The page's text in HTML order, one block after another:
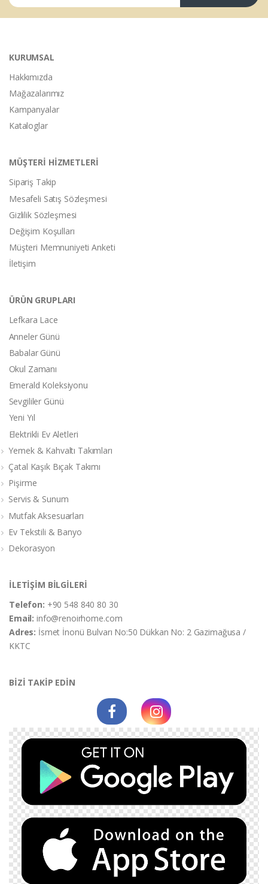
KURUMSAL
Hakkımızda
Mağazalarımız
Kampanyalar
Kataloglar
MÜŞTERİ HİZMETLERİ
Sipariş Takip
Mesafeli Satış Sözleşmesi
Gizlilik Sözleşmesi
Değişim Koşulları
Müşteri Memnuniyeti Anketi
İletişim
ÜRÜN GRUPLARI
Lefkara Lace
Anneler Günü
Babalar Günü
Okul Zamanı
Emerald Koleksiyonu
Sevgililer Günü
Yeni Yıl
Elektrikli Ev Aletleri
Yemek & Kahvaltı Takımları
Çatal Kaşık Bıçak Takımı
Pişirme
Servis & Sunum
Mutfak Aksesuarları
Ev Tekstili & Banyo
Dekorasyon
İLETİŞİM BİLGİLERİ
Telefon: +90 548 840 80 30
Email:info@renoirhome.com
Adres: İsmet İnonü Bulvarı No:50 Dükkan No: 2 Gazimağusa /
KKTC
BİZİ TAKİP EDİN